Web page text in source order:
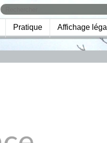
Pratique Affichage légal